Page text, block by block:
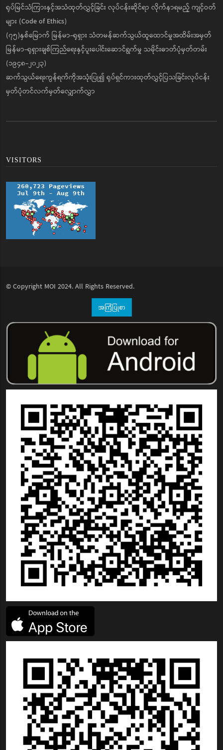
ရုပ်မြင်သံကြားနှင့်အသံထုတ်လွှင့်ခြင်း လုပ်ငန်းဆိုင်ရာ လိုက်နာရမည့် ကျင့်ဝတ်
များ (Code of Ethics)
(၇၅)နှစ်မြောက် မြန်မာ-ရုရှား သံတမန်ဆက်သွယ်ထူထောင်မှုအထိမ်းအမှတ်
မြန်မာ-ရုရှားချစ်ကြည်ရေးနှင့်ပူးပေါင်းဆောင်ရွက်မှု သမိုင်းဓာတ်ပုံမှတ်တမ်း
(၁၉၄၈-၂၀၂၃)
ဆက်သွယ်ရေးကွန်ရက်ကိုအသုံးပြု၍ ရုပ်ရှင်ကားထုတ်လွှင့်ပြသခြင်းလုပ်ငန်း
မှတ်ပုံတင်လက်မှတ်လျှောက်လွှာ
VISITORS
© Copyright MOI 2024. All Rights Reserved.
အကြံပြုစာ